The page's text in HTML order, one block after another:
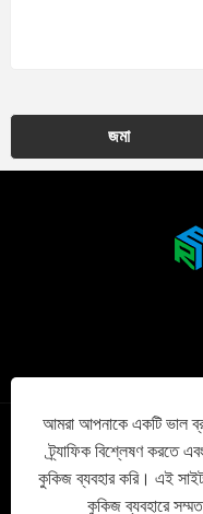
জমা
আমরা আপনাকে একটি ভাল
ট্র্যাফিক বিশ্লেষণ করতে
কুকিজ ব্যবহার করি। এই
কুকিজ ব্যবহারে
Links Sitemap
কপিরাইট © 2025